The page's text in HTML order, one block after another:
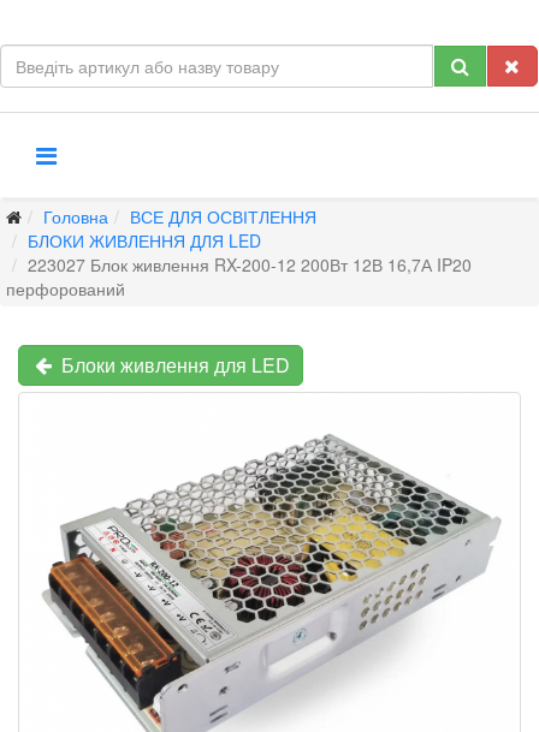
Головна
ВСЕ ДЛЯ ОСВІТЛЕННЯ
БЛОКИ ЖИВЛЕННЯ ДЛЯ LED
223027 Блок живлення RX-200-12 200Вт 12В 16,7А IP20
перфорований
Блоки живлення для LED